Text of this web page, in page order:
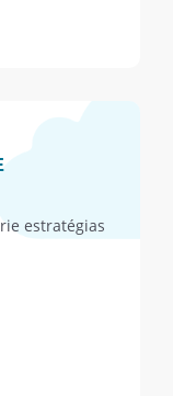
estratégias